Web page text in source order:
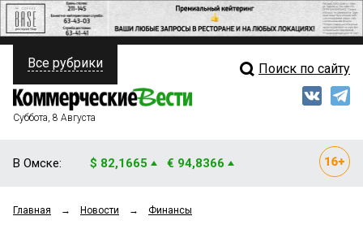
ПОЛИТИКА
ФИНАНСЫ
ОБЩЕСТВО
Свежий выпуск
Все рубрики Поиск по сайту
Суббота, 8 Августа
В Омске: $ 82,1665 € 94,8366
Главная → Новости → Финансы